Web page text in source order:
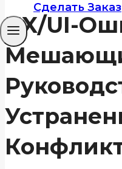
Сделать Заказ
UX/UI-